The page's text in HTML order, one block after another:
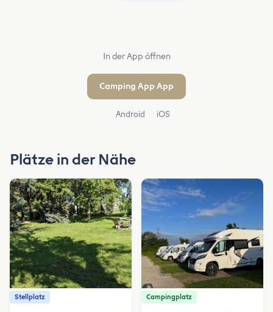
In der App öffnen
Camping App App
Android iOS
Plätze in der Nähe
Stellplatz Campingplatz